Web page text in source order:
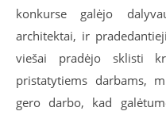
konkurse galėjo
architektai, ir
viešai pradėjo sklisti
pristatytiems darbams,
gero darbo, kad